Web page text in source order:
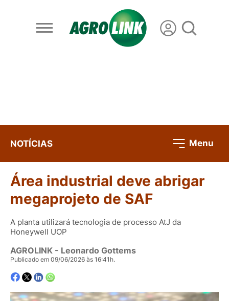
NOTÍCIAS Menu
Área industrial deve abrigar
megaprojeto de SAF
A planta utilizará tecnologia de processo AtJ da
Honeywell UOP
AGROLINK - Leonardo Gottems
Publicado em 09/06/2026 às 16:41h.